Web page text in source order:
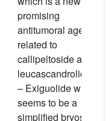
promising
antitumoral agent
related to
callipeltoside and
leucascandrolide;
– Exiguolide which
seems to be a
simplified bryostatin